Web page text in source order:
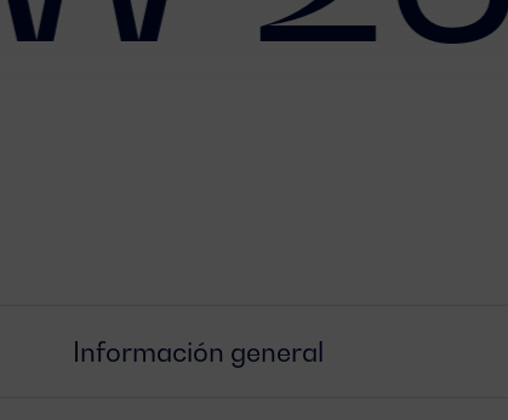
Información general